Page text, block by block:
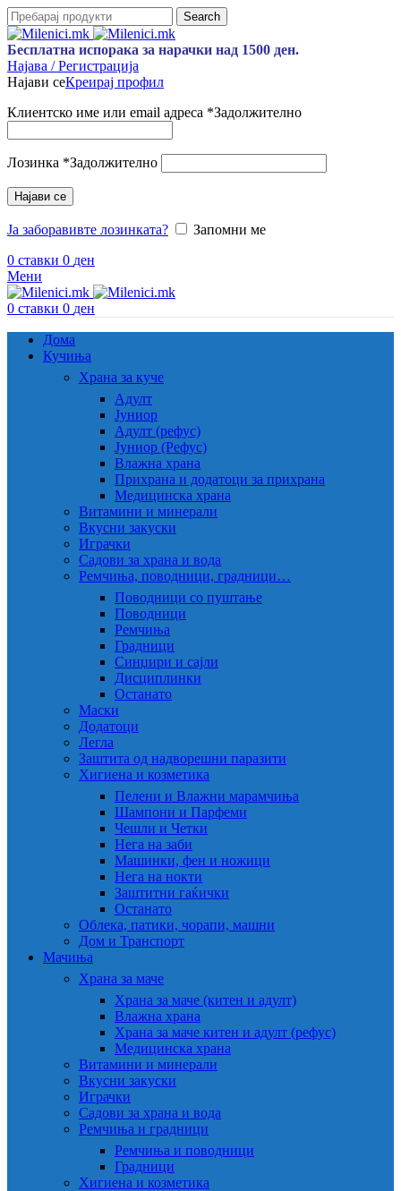
Search
Бесплатна испорака за нарачки над 1500 ден.
Најава / Регистрација
Најави сеКреирај профил
Клиентско име или email адреса *Задолжително
Лозинка *Задолжително
Најави се
Ја заборавивте лозинката?
Запомни ме
0 ставки 0 ден
Мени
0 ставки 0 ден
Дома
Кучиња
Храна за куче
Адулт
Јуниор
Адулт (рефус)
Јуниор (Рефус)
Влажна храна
Прихрана и додатоци за прихрана
Медицинска храна
Витамини и минерали
Вкусни закуски
Играчки
Садови за храна и вода
Ремчиња, поводници, градници…
Поводници со пуштање
Поводници
Ремчиња
Градници
Синџири и сајли
Дисциплинки
Останато
Маски
Додатоци
Легла
Заштита од надворешни паразити
Хигиена и козметика
Пелени и Влажни марамчиња
Шампони и Парфеми
Чешли и Четки
Нега на заби
Машинки, фен и ножици
Нега на нокти
Заштитни гаќички
Останато
Облека, патики, чорапи, машни
Дом и Транспорт
Мачиња
Храна за маче
Храна за маче (китен и адулт)
Влажна храна
Храна за маче китен и адулт (рефус)
Медицинска храна
Витамини и минерали
Вкусни закуски
Играчки
Садови за храна и вода
Ремчиња и градници
Ремчиња и поводници
Градници
Хигиена и козметика